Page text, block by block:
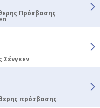
Πρόσβασης
Σένγκεν
πρόσβασης